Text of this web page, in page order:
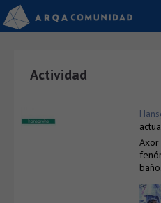
Actividad
baño.